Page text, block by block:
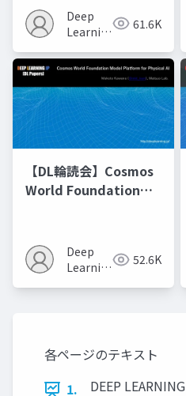
Recipes モデルマージ
の進化的最適化
Deep
Learning
61.6K
【DL輪読会】Cosmos
World Foundation
Deep
Learning
52.6K
各ページのテキスト
1.
DEEP